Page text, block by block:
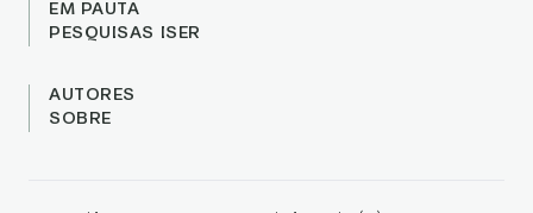
EM PAUTA
PESQUISAS ISER
AUTORES
SOBRE